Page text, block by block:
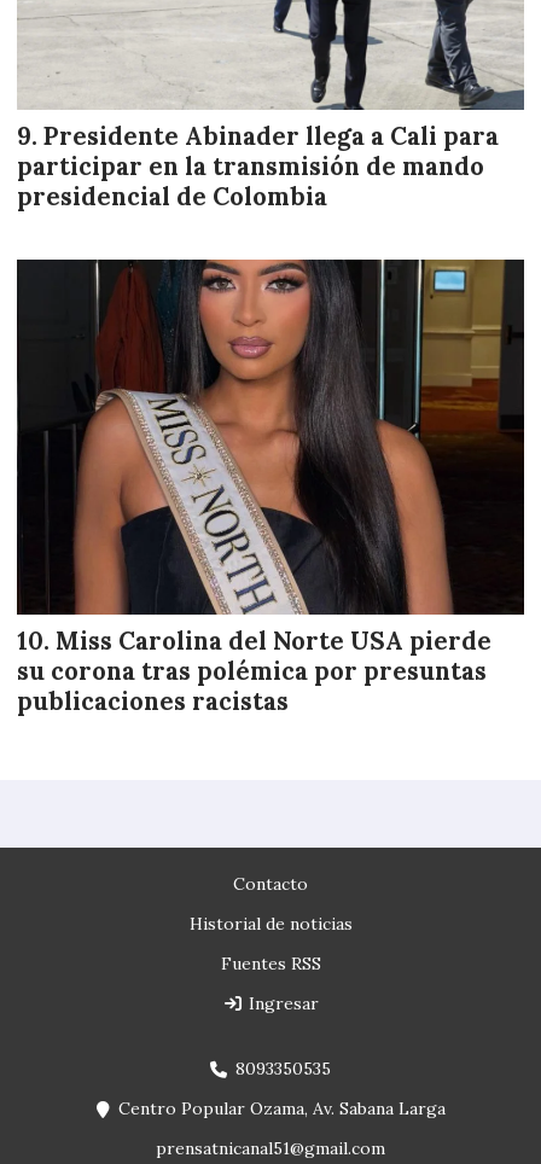
Presidente Abinader llega a Cali para
participar en la transmisión de mando
presidencial de Colombia
Miss Carolina del Norte USA pierde
su corona tras polémica por presuntas
publicaciones racistas
Contacto
Historial de noticias
Fuentes RSS
Ingresar
8093350535
Centro Popular Ozama, Av. Sabana Larga
prensatnicanal51@gmail.com